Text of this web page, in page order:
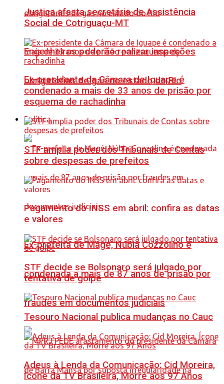
Engenheiros poderão realizar inspeções
obrigatórias de gás no estado do Rio
Política
Ex-prefeita de Magé, Núbia Cozzolino é
condenada a mais de 87 anos de prisão por
fraudes em documentos judiciais
Justiça afasta secretária de Assistência
Social de Cotriguaçu-MT
Ex-presidente da Câmara de Iguape é
condenado a mais de 33 anos de prisão por
esquema de rachadinha
STF amplia poder dos Tribunais de Contas
sobre despesas de prefeitos
Pagamento do INSS em abril: confira as datas
e valores
STF decide se Bolsonaro será julgado por
tentativa de golpe
Tesouro Nacional publica mudanças no Cauc
Adeus à Lenda da Comunicação: Cid Moreira,
Ícone da TV Brasileira, Morre aos 97 Anos